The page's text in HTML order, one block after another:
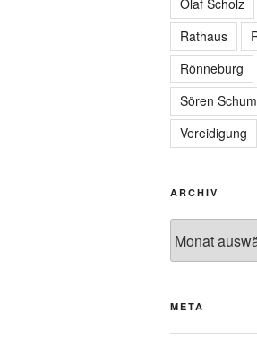
Olaf Scholz
Rathaus
Rönneburg
Sören
Vereidigung
ARCHIV
META